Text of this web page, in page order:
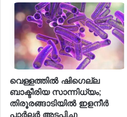
വെള്ളത്തിൽ ഷിഗെല്ല
ബാക്ടീരിയ സാന്നിധ്യം;
തിരൂരങ്ങാടിയിൽ ഇളനീർ
പാർലർ അടപ്പിച്ചു